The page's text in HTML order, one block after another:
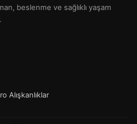
beslenme ve sağlıklı yaşam
Alışkanlıklar